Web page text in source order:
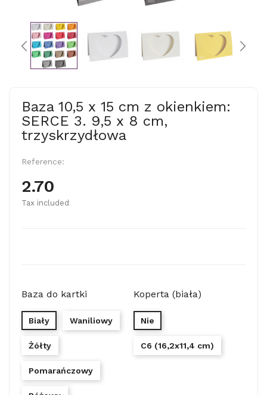
Baza 10,5 x 15 cm z okienkiem:
SERCE 3. 9,5 x 8 cm,
trzyskrzydłowa
Reference:
2.70
Tax included
Baza do kartki
Biały Waniliowy
Żółty
Pomarańczowy
Koperta (biała)
Nie
C6 (16,2x11,4 cm)